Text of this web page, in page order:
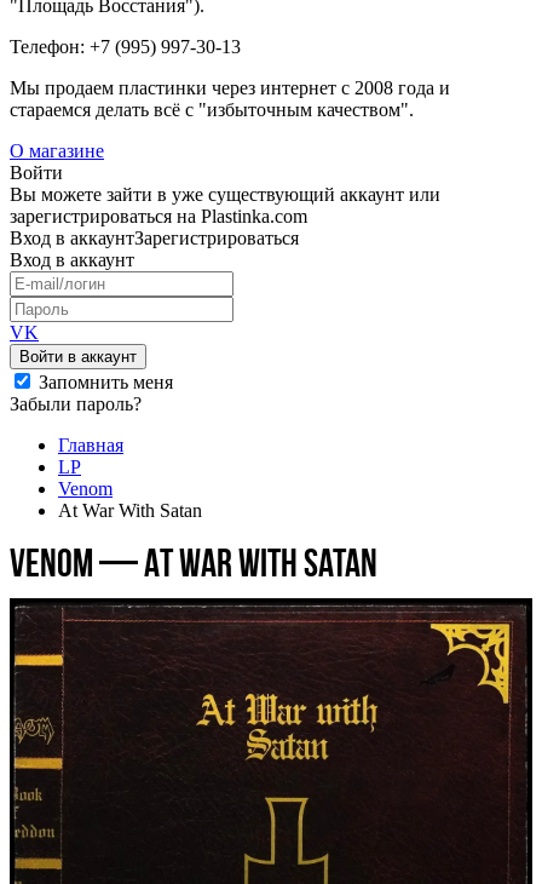
"Площадь Восстания").
Телефон: +7 (995) 997-30-13
Мы продаем пластинки через интернет c 2008 года и
стараемся делать всё с "избыточным качеством".
О магазине
Войти
Вы можете зайти в уже существующий аккаунт или
зарегистрироваться на Plastinka.com
Вход в аккаунтЗарегистрироваться
Вход в аккаунт
VK
Войти в аккаунт
Запомнить меня
Забыли пароль?
Главная
LP
Venom
At War With Satan
Venom — At War With Satan